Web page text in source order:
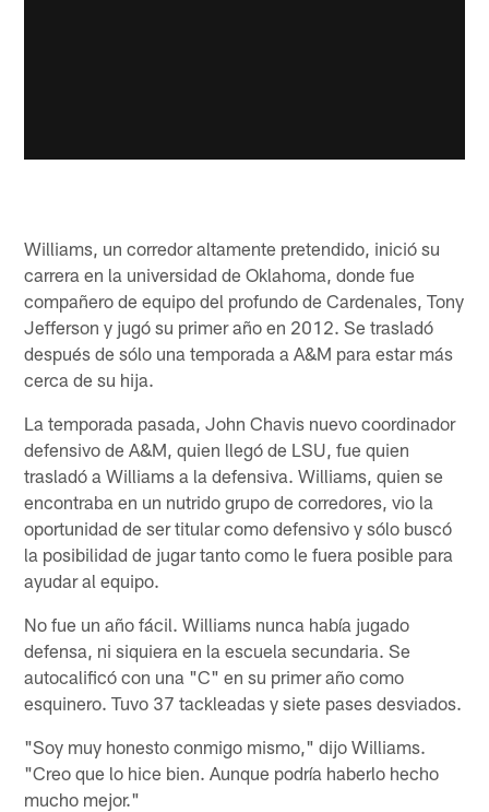
Williams, un corredor altamente pretendido, inició su
carrera en la universidad de Oklahoma, donde fue
compañero de equipo del profundo de Cardenales, Tony
Jefferson y jugó su primer año en 2012. Se trasladó
después de sólo una temporada a A&M para estar más
cerca de su hija.
La temporada pasada, John Chavis nuevo coordinador
defensivo de A&M, quien llegó de LSU, fue quien
trasladó a Williams a la defensiva. Williams, quien se
encontraba en un nutrido grupo de corredores, vio la
oportunidad de ser titular como defensivo y sólo buscó
la posibilidad de jugar tanto como le fuera posible para
ayudar al equipo.
No fue un año fácil. Williams nunca había jugado
defensa, ni siquiera en la escuela secundaria. Se
autocalificó con una "C" en su primer año como
esquinero. Tuvo 37 tackleadas y siete pases desviados.
"Soy muy honesto conmigo mismo," dijo Williams.
"Creo que lo hice bien. Aunque podría haberlo hecho
mucho mejor."